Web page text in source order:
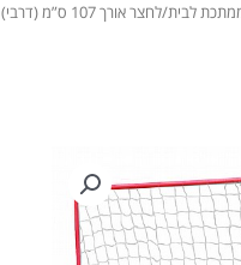
לחצר אורך 107 ס”מ (דרבי)